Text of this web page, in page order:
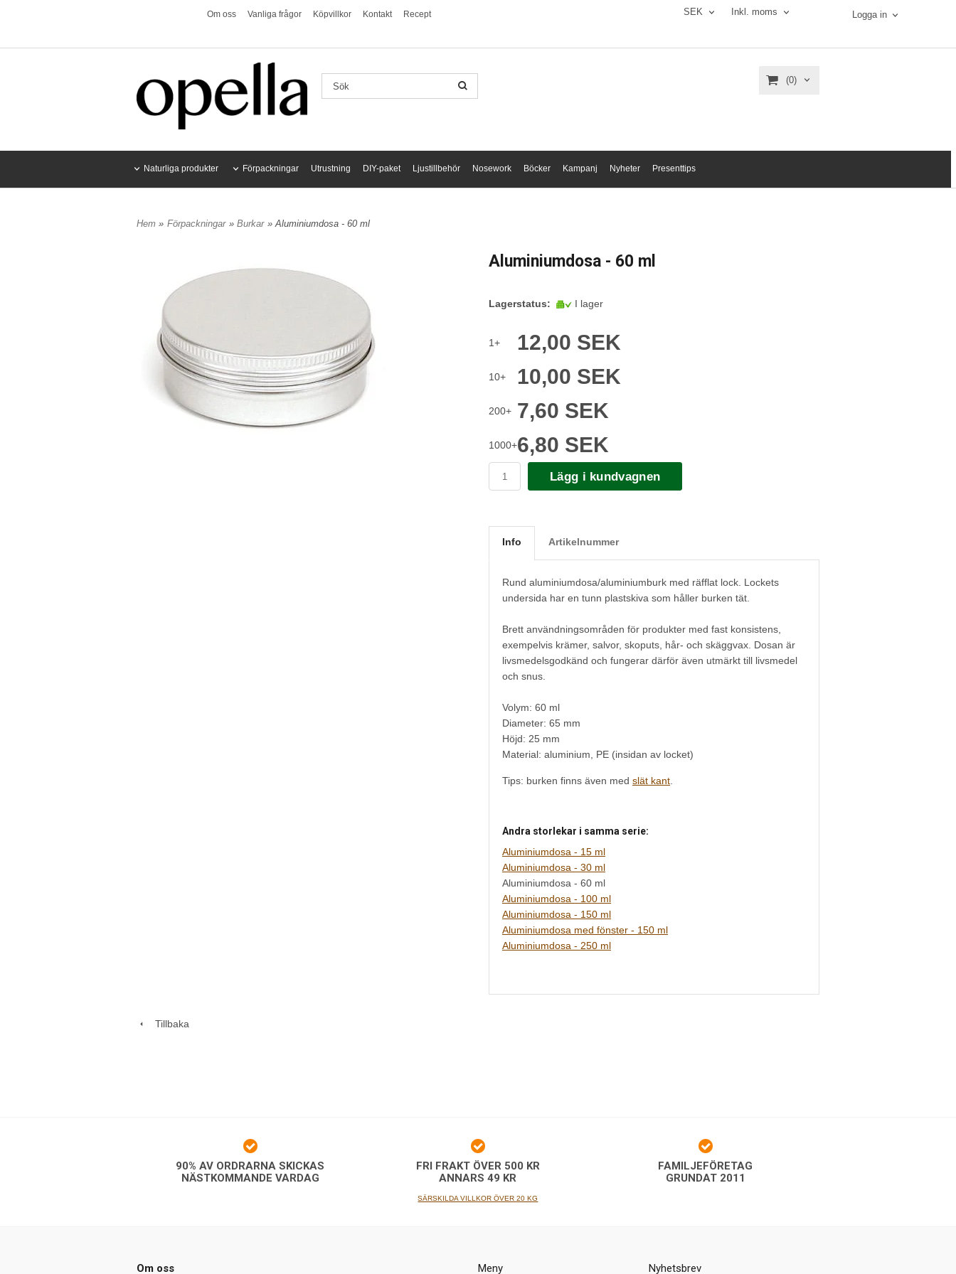
Om oss Vanliga frågor Köpvillkor Kontakt Recept SEK Inkl. moms Logga in
(0)
Naturliga produkter Förpackningar Utrustning DIY-paket Ljustillbehör Nosework Böcker Kampanj Nyheter Presenttips
Hem » Förpackningar » Burkar » Aluminiumdosa - 60 ml
Aluminiumdosa - 60 ml
Lagerstatus: I lager
1+ 12,00 SEK
10+ 10,00 SEK
200+ 7,60 SEK
1000+6,80 SEK
Lägg i kundvagnen
Info Artikelnummer
Rund aluminiumdosa/aluminiumburk med räfflat lock. Lockets
undersida har en tunn plastskiva som håller burken tät.
Brett användningsområden för produkter med fast konsistens,
exempelvis krämer, salvor, skoputs, hår- och skäggvax. Dosan är
livsmedelsgodkänd och fungerar därför även utmärkt till livsmedel
och snus.
Volym: 60 ml
Diameter: 65 mm
Höjd: 25 mm
Material: aluminium, PE (insidan av locket)
Tips: burken finns även med slät kant
Andra storlekar i samma serie:
Aluminiumdosa - 15 ml
Aluminiumdosa - 30 ml
Aluminiumdosa - 60 ml
Aluminiumdosa - 100 ml
Aluminiumdosa - 150 ml
Aluminiumdosa med fönster - 150 ml
Aluminiumdosa - 250 ml
Tillbaka
90% AV ORDRARNA SKICKAS
NÄSTKOMMANDE VARDAG
FRI FRAKT ÖVER 500 KR
ANNARS 49 KR
SÄRSKILDA VILLKOR ÖVER 20 KG
FAMILJEFÖRETAG
GRUNDAT 2011
Om oss Meny Nyhetsbrev